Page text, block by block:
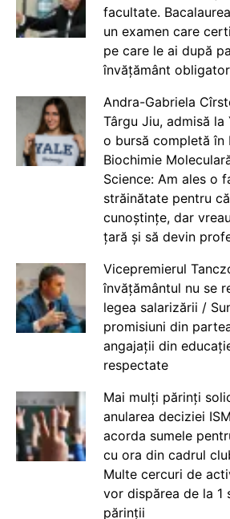
facultate.
un examen care
pe care le ai după
învățământ
Andra-Gabriela
Târgu Jiu, admisă
o bursă completă în
Biochimie
Science: Am ales o
străinătate pentru
cunoștințe, dar
țară și să devin
Vicepremierul
învățământul nu se
legea salarizării /
promisiuni din
angajații din
respectate
Mai mulți părinți
anularea deciziei
acorda sumele
cu ora din cadrul
Multe cercuri de
vor dispărea de la 1
părinții